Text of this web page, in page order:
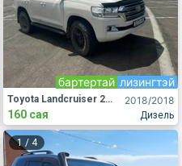
2018/2018
Дизель
лизингтэй
бартертай
Toyota Landcruiser 200
160 сая
1 / 4